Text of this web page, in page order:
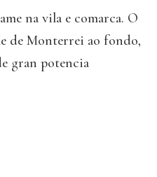
na vila e comarca. O
de Monterrei ao fondo,
gran potencia